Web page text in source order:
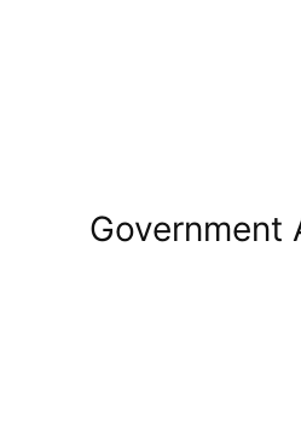
Government